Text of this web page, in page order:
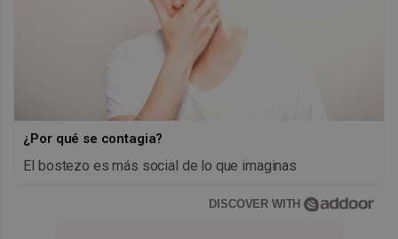
¿Por qué se contagia?
El bostezo es más social de lo que imaginas
DISCOVER WITH